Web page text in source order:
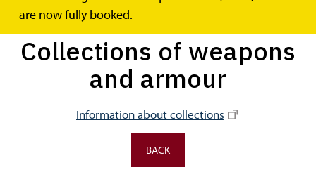
are now fully booked.
Collections of weapons
and armour
Information about collections
BACK